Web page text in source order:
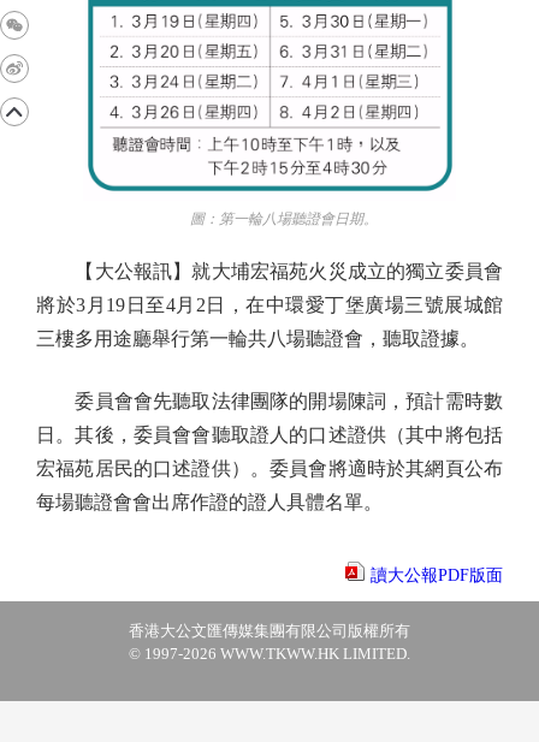
圖：第一輪八場聽證會日期。
【大公報訊】就大埔宏福苑火災成立的獨立委員會
將於3月19日至4月2日，在中環愛丁堡廣場三號展城館
三樓多用途廳舉行第一輪共八場聽證會，聽取證據。
委員會會先聽取法律團隊的開場陳詞，預計需時數
日。其後，委員會會聽取證人的口述證供（其中將包括
宏福苑居民的口述證供）。委員會將適時於其網頁公布
每場聽證會會出席作證的證人具體名單。
讀大公報PDF版面
香港大公文匯傳媒集團有限公司版權所有
© 1997-2026 WWW.TKWW.HK LIMITED.